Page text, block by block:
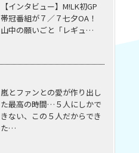
【インタビュー】M!LK初GP
帯冠番組が７／７七夕OA！
山中の願いごと「レギュ…
嵐とファンとの愛が作り出し
た最高の時間…５⼈にしかで
きない、この５⼈だからでき
た…